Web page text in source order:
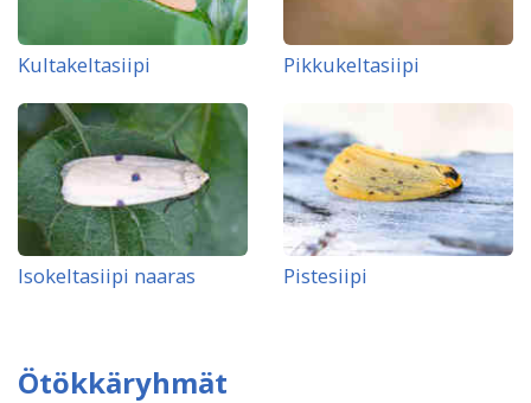
Kultakeltasiipi Pikkukeltasiipi
Isokeltasiipi naaras Pistesiipi
Ötökkäryhmät